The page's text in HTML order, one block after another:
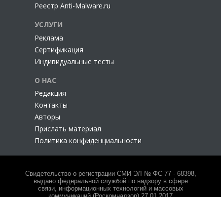
Реестр Anti-Malware.ru
УСЛУГИ
Реклама
Сертификация
Индивидуальные тесты
О НАС
Редакция
Контакты
Авторы
Прислать материал
Политика конфиденциальности
Свидетельство о регистрации СМИ ЭЛ № ФС 77 - 68398,
выдано федеральной службой по надзору в сфере
связи, информационных технологий и массовых